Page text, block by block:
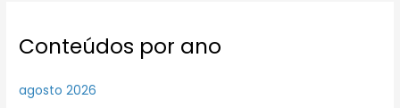
Conteúdos por ano
agosto 2026